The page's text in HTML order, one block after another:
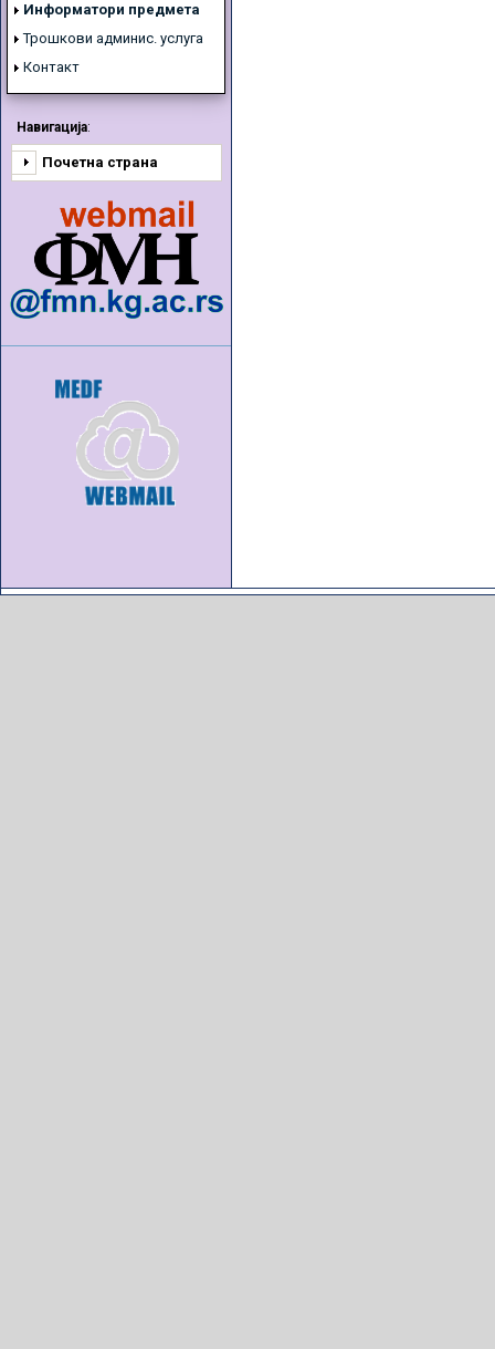
Информатори предмета
Трошкови админис. услуга
Контакт
Навигација:
Почетна страна